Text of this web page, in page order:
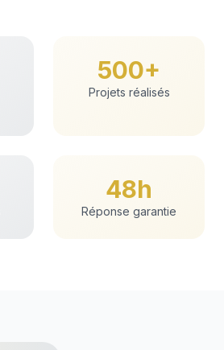
500+
Projets réalisés
48h
Réponse garantie